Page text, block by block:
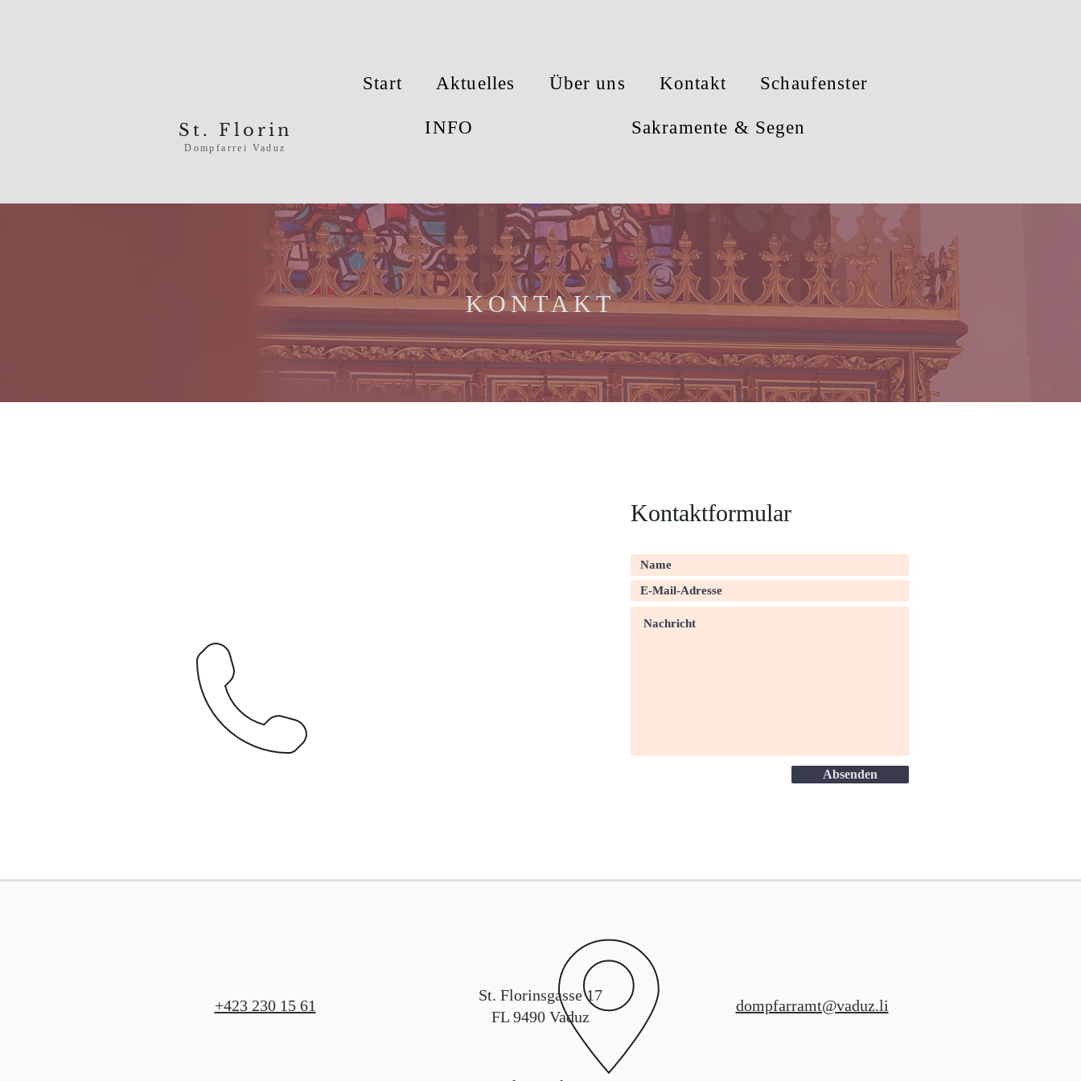
St. Florin
Dompfarrei Vaduz
Start Aktuelles Über uns Kontakt Schaufenster
INFO Sakramente & Segen
KONTAKT
Kontaktformular
Absenden
+423 230 15 61
St. Florinsgasse 17
FL 9490 Vaduz
dompfarramt@vaduz.li